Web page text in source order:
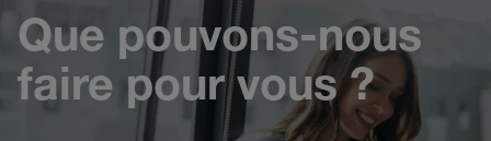
Que pouvons-nous
faire pour vous ?